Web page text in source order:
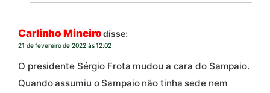
Carlinho Mineirodisse:
21 de fevereiro de 2022 às 12:02
O presidente Sérgio Frota mudou a cara do Sampaio.
Quando assumiu o Sampaio não tinha sede nem